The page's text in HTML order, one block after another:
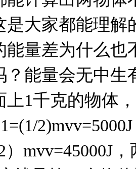
是大家都能理解
能量差为什么也
？能量会无中生
上1千克的物体
）mvv=45000J